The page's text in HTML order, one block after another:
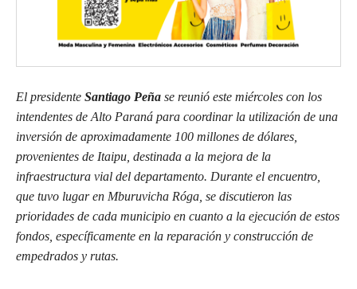
El presidente Santiago Peña se reunió este miércoles con los
intendentes de Alto Paraná para coordinar la utilización de una
inversión de aproximadamente 100 millones de dólares,
provenientes de Itaipu, destinada a la mejora de la
infraestructura vial del departamento. Durante el encuentro,
que tuvo lugar en Mburuvicha Róga, se discutieron las
prioridades de cada municipio en cuanto a la ejecución de estos
fondos, específicamente en la reparación y construcción de
empedrados y rutas.